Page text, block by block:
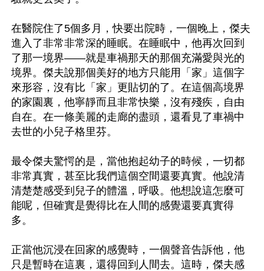
在醫院住了5個多月，快要出院時，一個晚上，傑夫
進入了非常非常深的睡眠。在睡眠中，他再次回到
了那一境界——就是車禍那天的那個充滿愛與光的
境界。傑夫說那個美好的地方只能用「家」這個字
來形容，沒有比「家」更貼切的了。在這個高境界
的家園裏，他寧靜而且非常快樂，沒有殘疾，自由
自在。在一條美麗的走廊的盡頭，還看見了車禍中
去世的小兒子格里芬。
最令傑夫驚愕的是，當他抱起幼子的時候，一切都
非常真實，甚至比我們這個空間還要真實。他說清
清楚楚感受到兒子的體溫，呼吸。他想說這怎麼可
能呢，但確實是覺得比在人間的感覺還要真實得
多。
正當他沉浸在回家的感覺時，一個聲音告訴他，他
只是暫時在這裏，還得回到人間去。這時，傑夫感